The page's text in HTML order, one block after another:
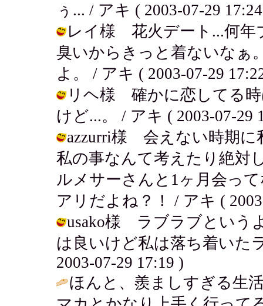
ぅ... / アキ ( 2003-07-29
レイ様 花火デート...何年
臭いからきっと着ないなぁ
よ。 / アキ ( 2003-07-29
リヘ様 確かに恋してる時
けど...。 / アキ ( 2003-07-29
azzurri様 会えない時期に
私の事なんて考えたり絶対
ルメサーさんと1ヶ月会っ
アリだよね？！ / アキ (
usako様 ラブラブという
は良いけど私は落ち着いた
2003-07-29 17:19 )
ほんと、羨ましすぎる生